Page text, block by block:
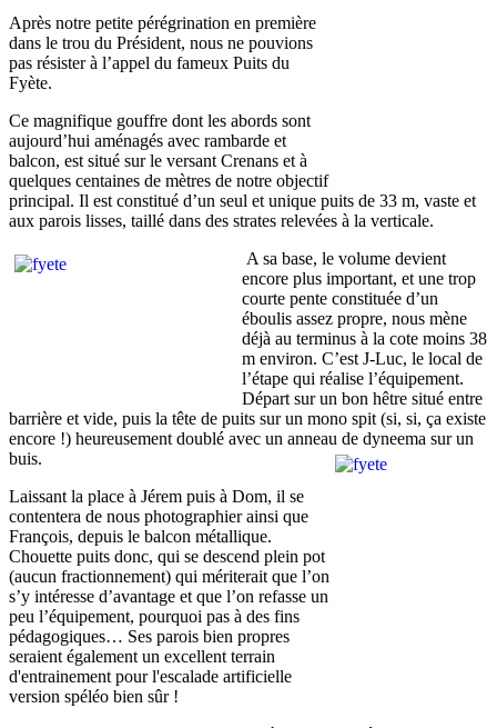
Après notre petite pérégrination en première
dans le trou du Président, nous ne pouvions
pas résister à l’appel du fameux Puits du
Fyète.
Ce magnifique gouffre dont les abords sont
aujourd’hui aménagés avec rambarde et
balcon, est situé sur le versant Crenans et à
quelques centaines de mètres de notre objectif
principal. Il est constitué d’un seul et unique puits de 33 m, vaste et
aux parois lisses, taillé dans des strates relevées à la verticale.
A sa base, le volume devient
encore plus important, et une trop
courte pente constituée d’un
éboulis assez propre, nous mène
déjà au terminus à la cote moins 38
m environ. C’est J-Luc, le local de
l’étape qui réalise l’équipement.
Départ sur un bon hêtre situé entre
barrière et vide, puis la tête de puits sur un mono spit (si, si, ça existe
encore !) heureusement doublé avec un anneau de dyneema sur un
buis.
Laissant la place à Jérem puis à Dom, il se
contentera de nous photographier ainsi que
François, depuis le balcon métallique.
Chouette puits donc, qui se descend plein pot
(aucun fractionnement) qui mériterait que l’on
s’y intéresse d’avantage et que l’on refasse un
peu l’équipement, pourquoi pas à des fins
pédagogiques… Ses parois bien propres
seraient également un excellent terrain
d'entrainement pour l'escalade artificielle
version spéléo bien sûr !